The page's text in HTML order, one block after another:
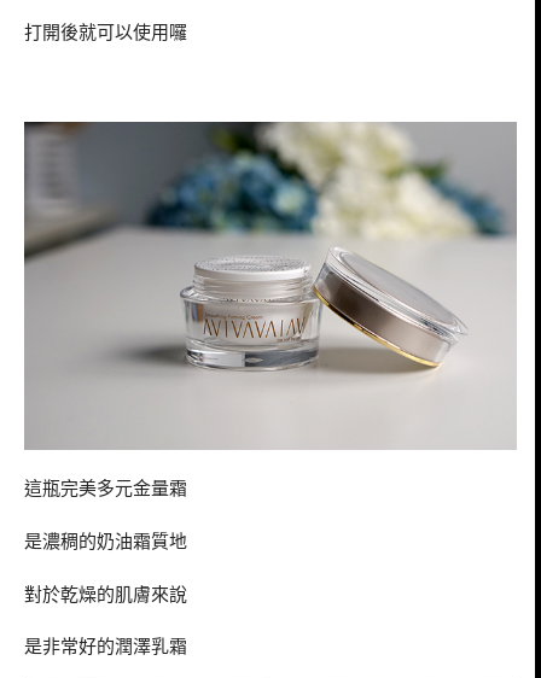
打開後就可以使用囉
這瓶完美多元金量霜
是濃稠的奶油霜質地
對於乾燥的肌膚來說
是非常好的潤澤乳霜